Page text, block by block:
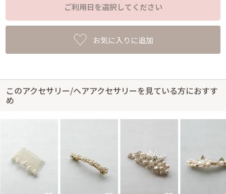
ご利用日を選択してください
お気に入りに追加
このアクセサリー/ヘアアクセサリーを見ている方におすす
め